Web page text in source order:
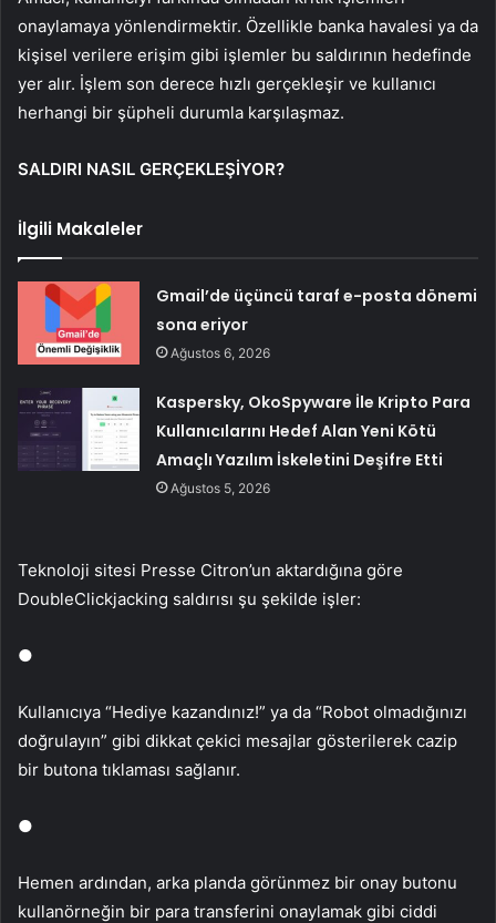
onaylamaya yönlendirmektir. Özellikle banka havalesi ya da
kişisel verilere erişim gibi işlemler bu saldırının hedefinde
yer alır. İşlem son derece hızlı gerçekleşir ve kullanıcı
herhangi bir şüpheli durumla karşılaşmaz.
SALDIRI NASIL GERÇEKLEŞİYOR?
İlgili Makaleler
Gmail’de üçüncü taraf e-posta dönemi
sona eriyor
Ağustos 6, 2026
Kaspersky, OkoSpyware İle Kripto Para
Kullanıcılarını Hedef Alan Yeni Kötü
Amaçlı Yazılım İskeletini Deşifre Etti
Ağustos 5, 2026
Teknoloji sitesi Presse Citron’un aktardığına göre
DoubleClickjacking saldırısı şu şekilde işler:
●
Kullanıcıya “Hediye kazandınız!” ya da “Robot olmadığınızı
doğrulayın” gibi dikkat çekici mesajlar gösterilerek cazip
bir butona tıklaması sağlanır.
●
Hemen ardından, arka planda görünmez bir onay butonu
kullanörneğin bir para transferini onaylamak gibi ciddi